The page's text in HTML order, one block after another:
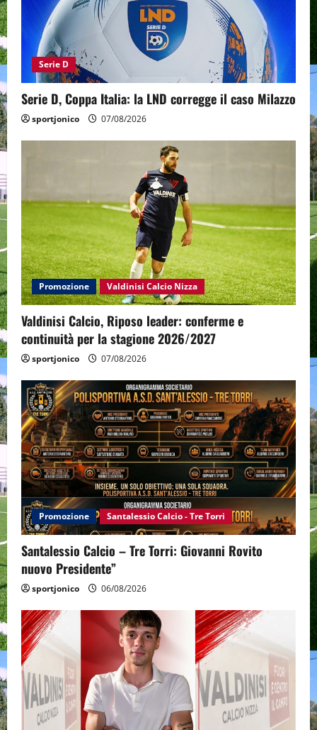
Serie D
Serie D, Coppa Italia: la LND corregge il caso Milazzo
sportjonico 07/08/2026
Promozione Valdinisi Calcio Nizza
Valdinisi Calcio, Riposo leader: conferme e
continuità per la stagione 2026/2027
sportjonico 07/08/2026
Promozione Santalessio Calcio - Tre Torri
Santalessio Calcio – Tre Torri: Giovanni Rovito
nuovo Presidente”
sportjonico 06/08/2026